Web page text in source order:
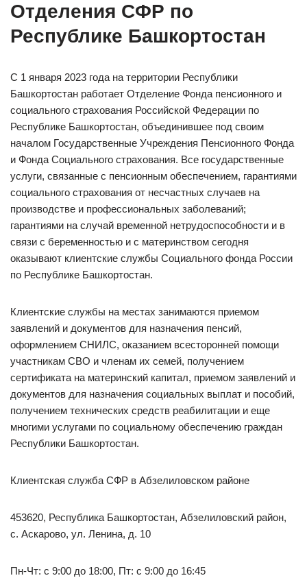
Отделения СФР по
Республике Башкортостан
С 1 января 2023 года на территории Республики
Башкортостан работает Отделение Фонда пенсионного и
социального страхования Российской Федерации по
Республике Башкортостан, объединившее под своим
началом Государственные Учреждения Пенсионного Фонда
и Фонда Социального страхования. Все государственные
услуги, связанные с пенсионным обеспечением, гарантиями
социального страхования от несчастных случаев на
производстве и профессиональных заболеваний;
гарантиями на случай временной нетрудоспособности и в
связи с беременностью и с материнством сегодня
оказывают клиентские службы Социального фонда России
по Республике Башкортостан.
Клиентские службы на местах занимаются приемом
заявлений и документов для назначения пенсий,
оформлением СНИЛС, оказанием всесторонней помощи
участникам СВО и членам их семей, получением
сертификата на материнский капитал, приемом заявлений и
документов для назначения социальных выплат и пособий,
получением технических средств реабилитации и еще
многими услугами по социальному обеспечению граждан
Республики Башкортостан.
Клиентская служба СФР в Абзелиловском районе
453620, Республика Башкортостан, Абзелиловский район,
с. Аскарово, ул. Ленина, д. 10
Пн-Чт: с 9:00 до 18:00, Пт: с 9:00 до 16:45